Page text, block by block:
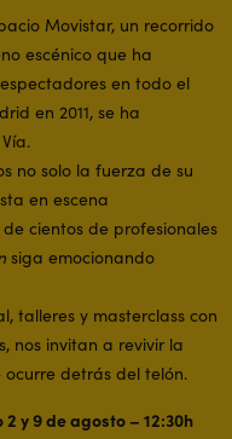
Movistar, un recorrido
escénico que ha
en todo el
en 2011, se ha
no solo la fuerza de su
en escena
cientos de profesionales
siga emocionando
talleres y masterclass con
nos invitan a revivir la
detrás del telón.
2 y 9 de agosto – 12:30h